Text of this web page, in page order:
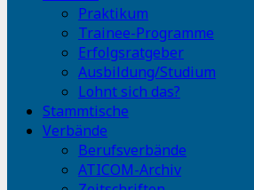
Praktikum
Trainee-Programme
Erfolgsratgeber
Ausbildung/Studium
Lohnt sich das?
Stammtische
Verbände
Berufsverbände
ATICOM-Archiv